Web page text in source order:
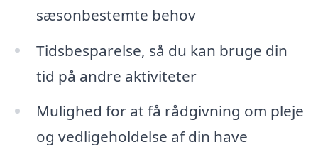
sæsonbestemte behov
Tidsbesparelse, så du kan bruge din
tid på andre aktiviteter
Mulighed for at få rådgivning om pleje
og vedligeholdelse af din have